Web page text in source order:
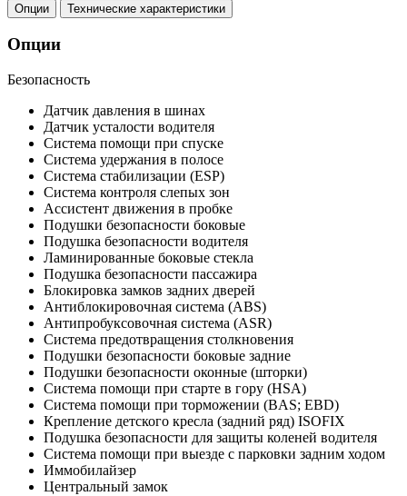
Опции Технические характеристики
Опции
Безопасность
Датчик давления в шинах
Датчик усталости водителя
Система помощи при спуске
Система удержания в полосе
Система стабилизации (ESP)
Система контроля слепых зон
Ассистент движения в пробке
Подушки безопасности боковые
Подушка безопасности водителя
Ламинированные боковые стекла
Подушка безопасности пассажира
Блокировка замков задних дверей
Антиблокировочная система (ABS)
Антипробуксовочная система (ASR)
Система предотвращения столкновения
Подушки безопасности боковые задние
Подушки безопасности оконные (шторки)
Система помощи при старте в гору (HSA)
Система помощи при торможении (BAS; EBD)
Крепление детского кресла (задний ряд) ISOFIX
Подушка безопасности для защиты коленей водителя
Система помощи при выезде с парковки задним ходом
Иммобилайзер
Центральный замок